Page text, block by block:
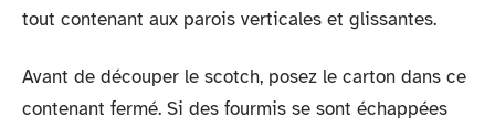
tout contenant aux parois verticales et glissantes.
Avant de découper le scotch, posez le carton dans ce
contenant fermé. Si des fourmis se sont échappées